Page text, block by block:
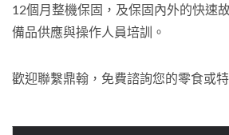
12個月整機保固，及保固內外的快速
備品供應與操作人員培訓。
歡迎聯繫鼎翰，免費諮詢您的零食或